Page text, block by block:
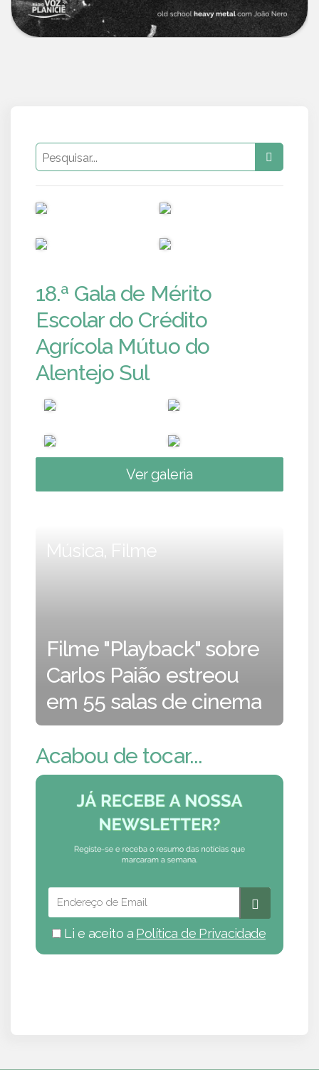
18.ª Gala de Mérito
Escolar do Crédito
Agrícola Mútuo do
Alentejo Sul
Ver galeria
Música, Filme
Filme "Playback" sobre
Carlos Paião estreou
em 55 salas de cinema
Acabou de tocar...
Li e aceito a Política de Privacidade